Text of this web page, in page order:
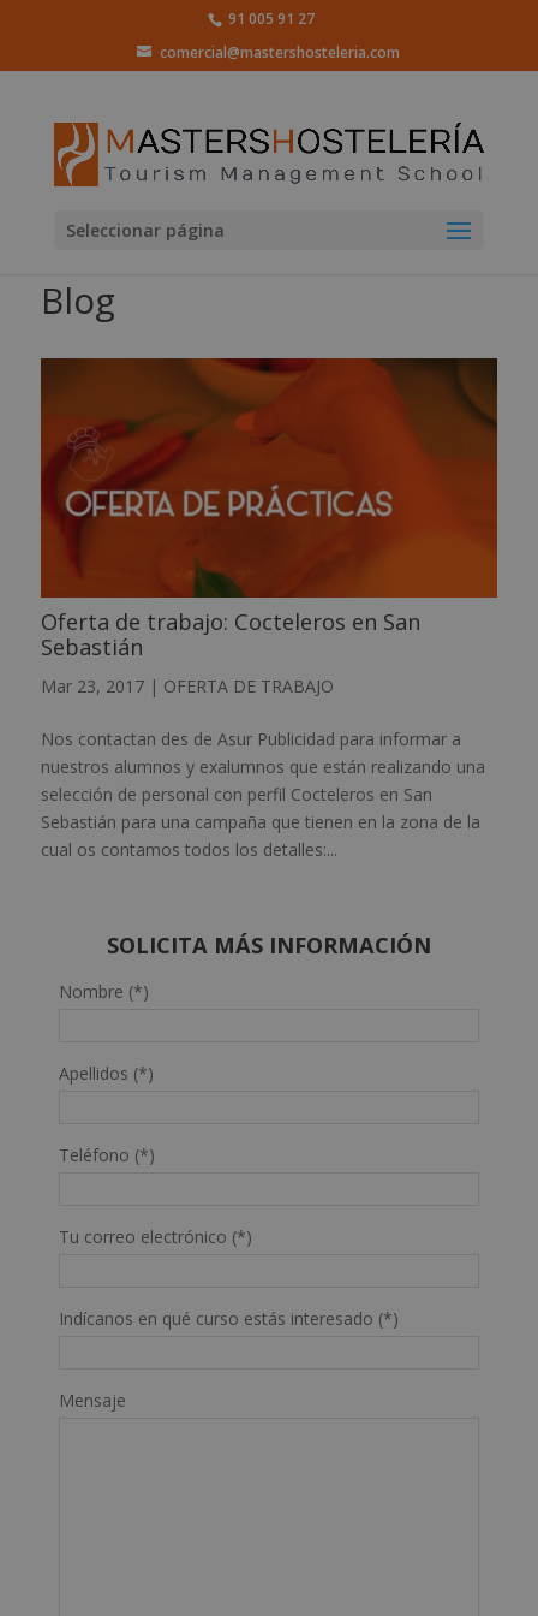
91 005 91 27
comercial@mastershosteleria.com
Seleccionar página
Blog
Oferta de trabajo: Cocteleros en San
Sebastián
Mar 23, 2017| OFERTA DE TRABAJO
Nos contactan des de Asur Publicidad para informar a
nuestros alumnos y exalumnos que están realizando una
selección de personal con perfil Cocteleros en San
Sebastián para una campaña que tienen en la zona de la
cual os contamos todos los detalles:...
SOLICITA MÁS INFORMACIÓN
Nombre (*)
Apellidos (*)
Teléfono (*)
Tu correo electrónico (*)
Indícanos en qué curso estás interesado (*)
Mensaje